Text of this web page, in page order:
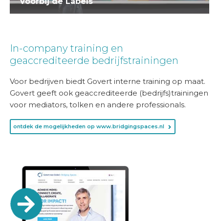
In-company training en
geaccrediteerde bedrijfstrainingen
Voor bedrijven biedt Govert interne training op maat.
Govert geeft ook geaccrediteerde (bedrijfs)trainingen
voor mediators, tolken en andere professionals.
ontdek de mogelijkheden op www.bridgingspaces.nl